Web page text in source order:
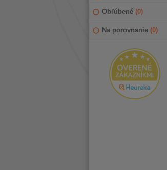
Obľúbené (0)
Na porovnanie (0)